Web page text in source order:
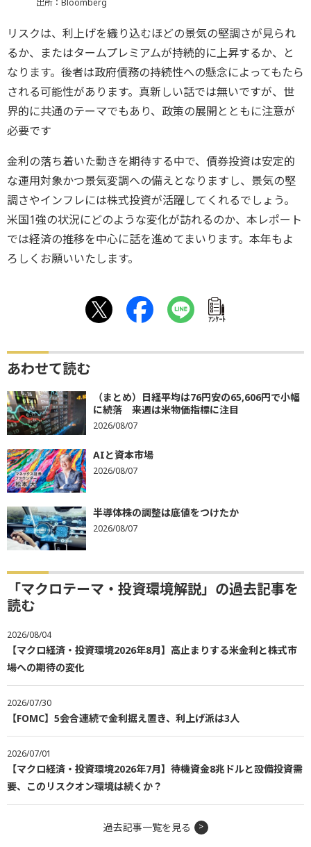
出所：Bloomberg
リスクは、利上げを織り込むほどの景気の堅調さが見られ
るか、またはタームプレミアムが持続的に上昇するか、と
なります。後者は政府債務の持続性への懸念によってもたら
される可能性があります。真新しい話では無いですが、世
界的に共通のテーマでもあり、政策の展開とともに注意が
必要です
金利の落ち着いた動きを期待する中で、債券投資は安定的
な運用対象かつ景気変調への備えとなりますし、景気の堅
調さやインフレには株式投資が活躍してくれるでしょう。
米国1強の状況にどのような変化が訪れるのか、本レポート
では経済の推移を中心に話を進めてまいります。本年もよ
ろしくお願いいたします。
ｱﾝｹｰﾄ
あわせて読む
（まとめ）日経平均は76円安の65,606円で小幅
に続落 来週は米物価指標に注目
2026/08/07
AIと資本市場
2026/08/07
半導体株の調整は底値をつけたか
2026/08/07
「マクロテーマ・投資環境解説」の過去記事を
読む
2026/08/04
【マクロ経済・投資環境2026年8月】高止まりする米金利と株式市
場への期待の変化
2026/07/30
【FOMC】5会合連続で金利据え置き、利上げ派は3人
2026/07/01
【マクロ経済・投資環境2026年7月】待機資金8兆ドルと設備投資需
要、このリスクオン環境は続くか？
過去記事一覧を見る